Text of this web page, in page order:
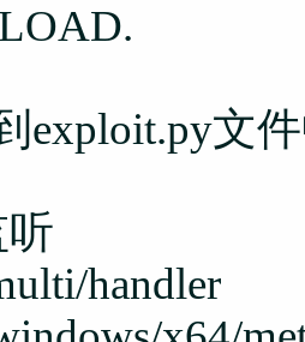
exploit.py文
handler